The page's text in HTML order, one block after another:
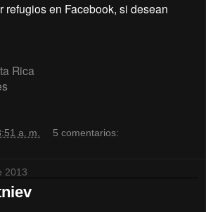
refugios en Facebook, si desean
Rica
a. m. 5 comentarios:
2013